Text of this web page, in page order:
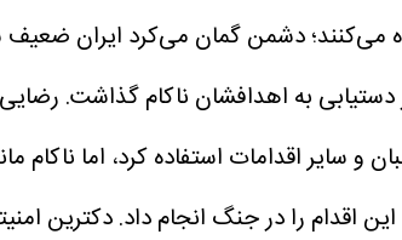
می‌کنند؛ دشمن گمان می‌کرد ایران ضعیف
و سایر اقدامات استفاده کرد، اما
اقدام را در جنگ انجام داد.دکترین